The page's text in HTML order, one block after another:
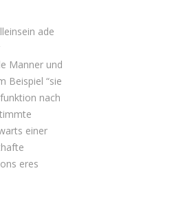
ade
Manner und
Beispiel “sie
nach
einer
eres